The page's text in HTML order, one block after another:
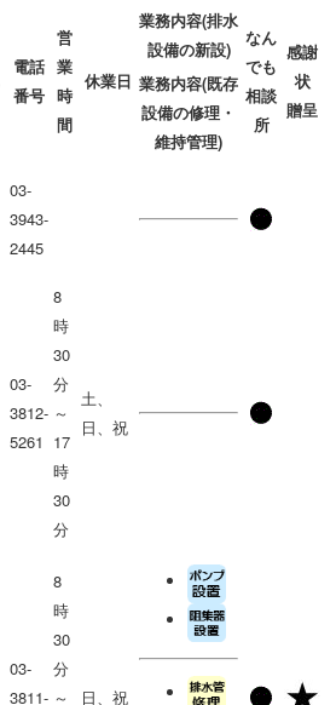
電話
番号
営
業
時
間
休業日
業務内容(排水
設備の新設)
なん
でも
相談
所
感謝
状
贈呈
業務内容(既存
設備の修理・
維持管理)
03-
3943-
2445
03-
3812-
5261
8
時
30
分
～
17
時
30
分
土、
日、祝
03-
3811-
8
時
30
分
～
日、祝